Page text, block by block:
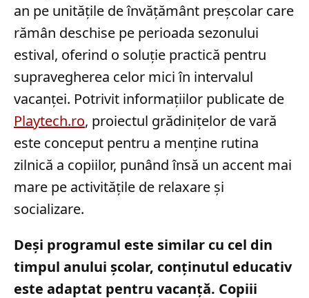
an pe unitățile de învățământ preșcolar care
rămân deschise pe perioada sezonului
estival, oferind o soluție practică pentru
supravegherea celor mici în intervalul
vacanței. Potrivit informațiilor publicate de
Playtech.ro, proiectul grădinițelor de vară
este conceput pentru a menține rutina
zilnică a copiilor, punând însă un accent mai
mare pe activitățile de relaxare și
socializare.
Deși programul este similar cu cel din
timpul anului școlar, conținutul educativ
este adaptat pentru vacanță. Copiii